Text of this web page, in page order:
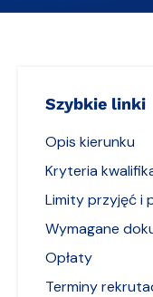
Szybkie linki
Opis kierunku
Kryteria
Limity przyjęć i
Wymagane
Opłaty
Terminy